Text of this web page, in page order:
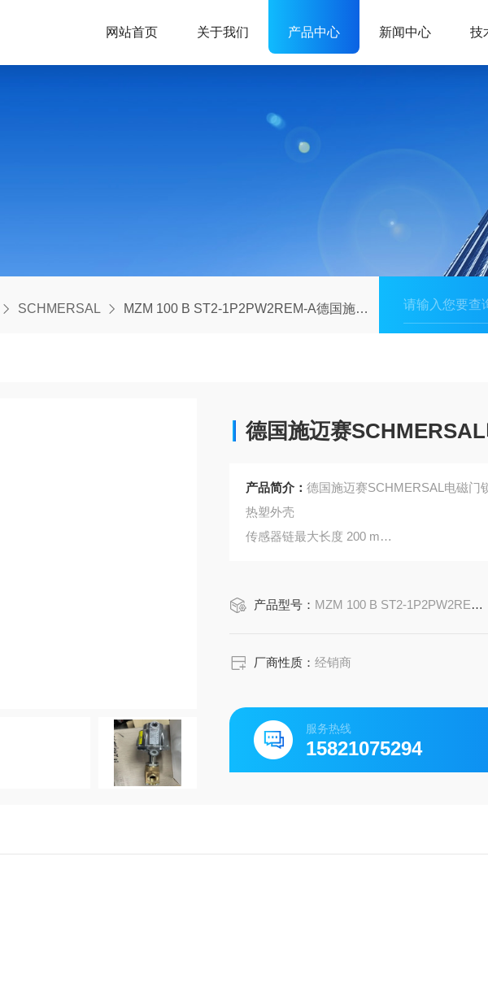
网站首页 关于我们 产品中心 新闻中心 技
SCHMERSAL MZM 100 B ST2-1P2PW2REM-A德国施迈赛SCHMERSAL电磁门锁
德国施迈赛
产品简介：德国施迈赛SCHMERSAL电磁门
热塑外壳
传感器链最大长度 200 m
智能诊断
产品型号： MZM 100 B ST2-1P2PW2REM-A
厂商性质：经销商
服务热线
15821075294